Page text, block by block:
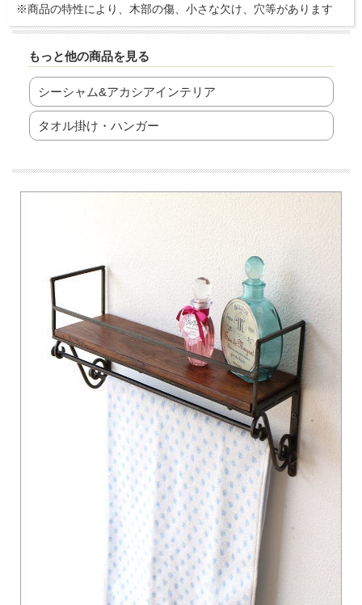
※商品の特性により、木部の傷、小さな欠け、穴等があります
もっと他の商品を見る
シーシャム&アカシアインテリア
タオル掛け・ハンガー